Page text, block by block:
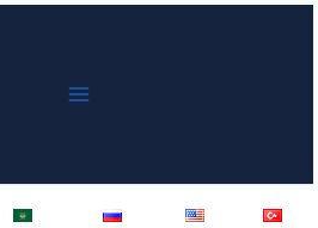
Türkçe
English